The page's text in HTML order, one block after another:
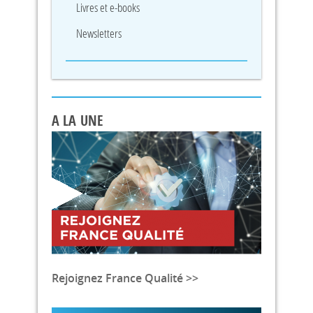
Livres et e-books
Newsletters
A LA UNE
Rejoignez France Qualité >>